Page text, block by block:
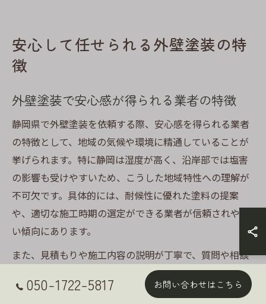
安心して任せられる外壁塗装の特
徴
外壁塗装で安心感が得られる業者の特徴
静岡県で外壁塗装を依頼する際、安心感を得られる業者
の特徴として、地域の気候や環境に精通していることが
挙げられます。特に静岡は湿度が高く、沿岸部では塩害
の影響も受けやすいため、こうした地域特性への理解が
不可欠です。具体的には、耐候性に優れた塗料の提案
や、適切な施工時期の選定ができる業者が信頼されやす
い傾向にあります。
また、見積もりや施工内容の説明が丁寧で、質問や相談
にも迅速かつ誠実に対応する姿勢も大切です。例えば、
実際に施工を依頼したお客様から「説明がわかりやす
050-1722-5817 お問い合わせはこちら